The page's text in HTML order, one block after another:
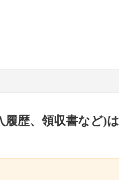
履歴、領収書など)は